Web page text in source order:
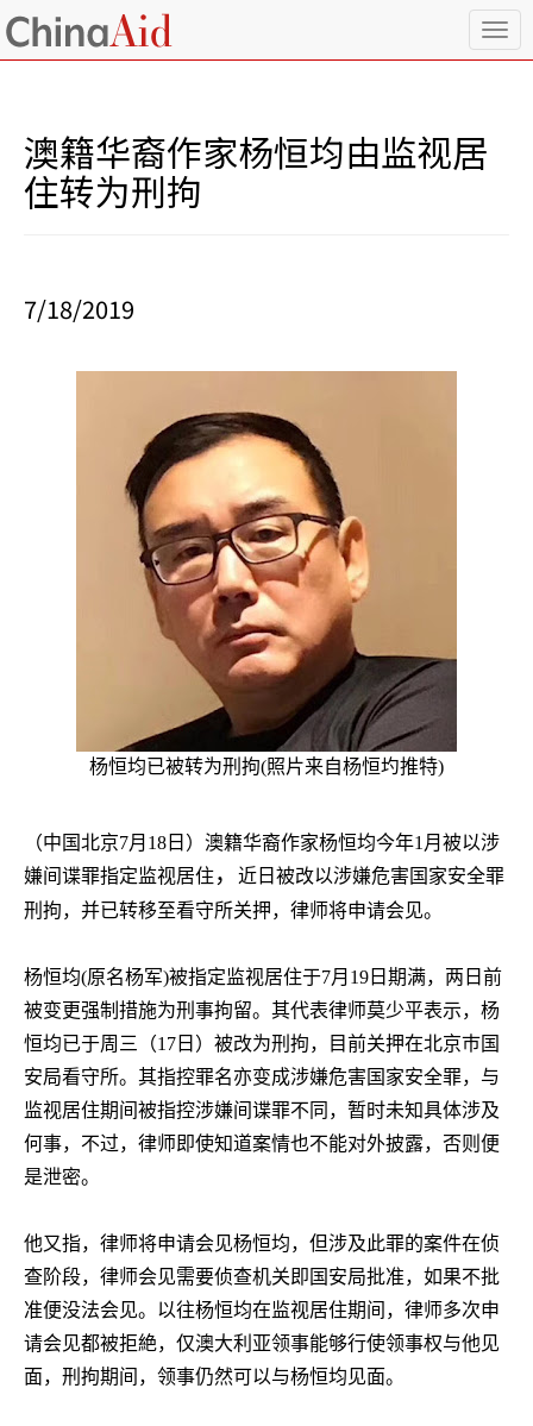
T
o
澳籍华裔作家杨恒均由监视居
住转为刑拘
7/18/2019
杨恒均已被转为刑拘(照片来自杨恒圴推特)
（中国北京7月 18 日）澳籍华裔作家杨恒均今年1 月被以涉
嫌间谍罪指定监视居住，
近日被改以涉嫌危害国家安全罪
刑拘，并已转移至看守所关押，律师将申请会见。
杨恒均(原名杨军)被指定监视居住于7月 19 日期满，两日前
被变更强制措施为刑事拘留。 其代表律师莫少平表示，杨
恒均已于周三（17 日）被改为刑拘，目前关押在北京巿国
安局看守所。其指控罪名亦变成涉嫌危害国家安全罪，与
监视居住期间被指控涉嫌间谍罪不同，暂时未知具体涉及
何事，不过，律师即使知道案情也不能对外披露，否则便
是泄密。
他又指，律师将申请会见杨恒均，但涉及此罪的案件在侦
查阶段，律师会见需要侦查机关即国安局批准，如果不批
准便没法会见。以往杨恒均在监视居住期间，律师多次申
请会见都被拒絶，仅澳大利亚领事能够行使领事权与他见
面，刑拘期间，领事仍然可以与杨恒均见面。